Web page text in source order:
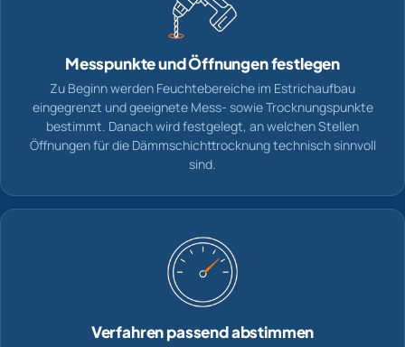
Messpunkte und Öffnungen festlegen
Zu Beginn werden Feuchtebereiche im Estrichaufbau
eingegrenzt und geeignete Mess- sowie Trocknungspunkte
bestimmt. Danach wird festgelegt, an welchen Stellen
Öffnungen für die Dämmschichttrocknung technisch sinnvoll
sind.
Verfahren passend abstimmen